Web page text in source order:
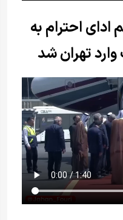
احترام به
وارد تهران شد